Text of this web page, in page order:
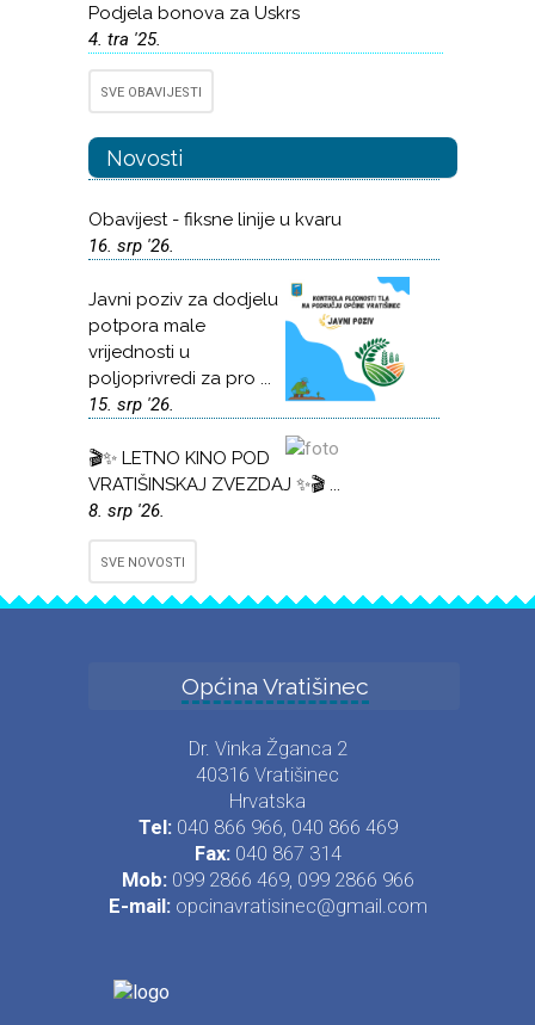
Podjela bonova za Uskrs
4. tra '25.
SVE OBAVIJESTI
Novosti
Obavijest - fiksne linije u kvaru
16. srp '26.
Javni poziv za dodjelu
potpora male
vrijednosti u
poljoprivredi za pro ...
15. srp '26.
🎬✨ LETNO KINO POD
VRATIŠINSKAJ ZVEZDAJ ✨🎬 ...
8. srp '26.
SVE NOVOSTI
Općina Vratišinec
Dr. Vinka Žganca 2
40316 Vratišinec
Hrvatska
Tel: 040 866 966, 040 866 469
Fax: 040 867 314
Mob: 099 2866 469, 099 2866 966
E-mail: opcinavratisinec@gmail.com